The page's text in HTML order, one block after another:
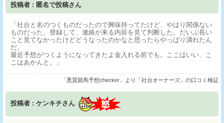
投稿者 : 匿名で投稿さん
「社台と名のつくものだったので興味持ってたけど、やはり関係ない
ものだった。登録して、連絡が来る内容を見て判断した。だいぶ長い
こと見てなかったけどどうなったのかなと思ったらやっぱり潰れたん
だ。
最近予想がつくようになってきたよ金入れる前でも。ここはいい、こ
こはあかんと。」
「悪質競馬予想checker」より「社台オーナーズ」の口コミ検証
投稿者 : ケンキチさん